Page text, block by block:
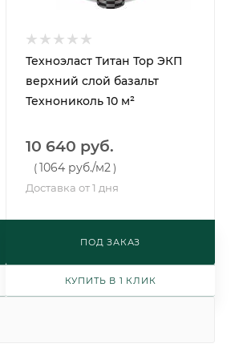
Техноэласт Титан Тор ЭКП
верхний слой базальт
Технониколь 10 м²
10 640 руб.
(1064 руб./м2 )
Доставка от 1 дня
ПОД ЗАКАЗ
КУПИТЬ В 1 КЛИК